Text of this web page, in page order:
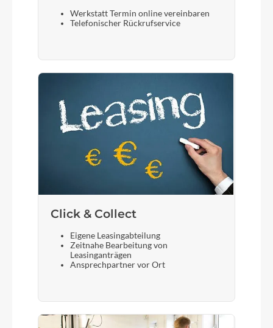
Werkstatt Termin online vereinbaren
Telefonischer Rückrufservice
Click & Collect
Eigene Leasingabteilung
Zeitnahe Bearbeitung von
Leasinganträgen
Ansprechpartner vor Ort